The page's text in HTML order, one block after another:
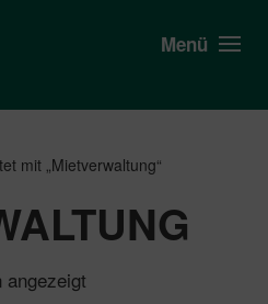
Menü
mit „Mietverwaltung“